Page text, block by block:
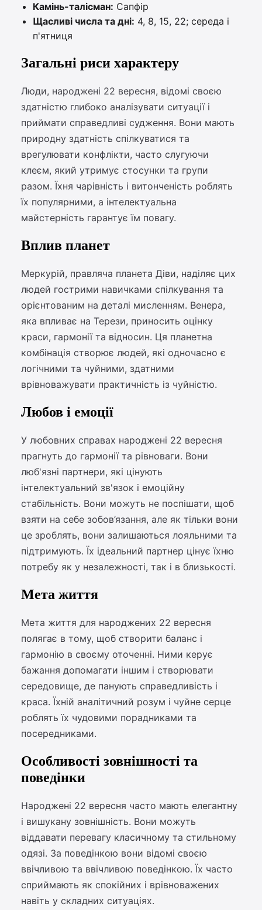
Камінь-талісман: Сапфір
Щасливі числа та дні: 4, 8, 15, 22; середа і
п'ятниця
Загальні риси характеру
Люди, народжені 22 вересня, відомі своєю
здатністю глибоко аналізувати ситуації і
приймати справедливі судження. Вони мають
природну здатність спілкуватися та
врегулювати конфлікти, часто слугуючи
клеєм, який утримує стосунки та групи
разом. Їхня чарівність і витонченість роблять
їх популярними, а інтелектуальна
майстерність гарантує їм повагу.
Вплив планет
Меркурій, правляча планета Діви, наділяє цих
людей гострими навичками спілкування та
орієнтованим на деталі мисленням. Венера,
яка впливає на Терези, приносить оцінку
краси, гармонії та відносин. Ця планетна
комбінація створює людей, які одночасно є
логічними та чуйними, здатними
врівноважувати практичність із чуйністю.
Любов і емоції
У любовних справах народжені 22 вересня
прагнуть до гармонії та рівноваги. Вони
люб'язні партнери, які цінують
інтелектуальний зв'язок і емоційну
стабільність. Вони можуть не поспішати, щоб
взяти на себе зобов’язання, але як тільки вони
це зроблять, вони залишаються лояльними та
підтримують. Їх ідеальний партнер цінує їхню
потребу як у незалежності, так і в близькості.
Мета життя
Мета життя для народжених 22 вересня
полягає в тому, щоб створити баланс і
гармонію в своєму оточенні. Ними керує
бажання допомагати іншим і створювати
середовище, де панують справедливість і
краса. Їхній аналітичний розум і чуйне серце
роблять їх чудовими порадниками та
посередниками.
Особливості зовнішності та
поведінки
Народжені 22 вересня часто мають елегантну
і вишукану зовнішність. Вони можуть
віддавати перевагу класичному та стильному
одязі. За поведінкою вони відомі своєю
ввічливою та ввічливою поведінкою. Їх часто
сприймають як спокійних і врівноважених
навіть у складних ситуаціях.